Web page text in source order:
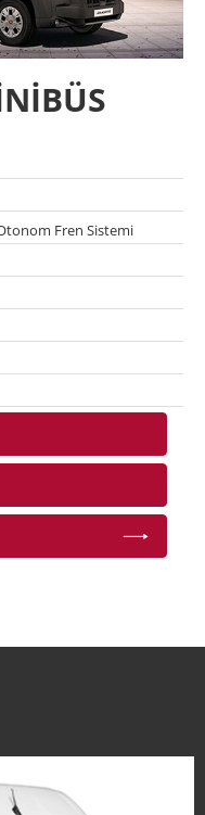
Fren Sistemi